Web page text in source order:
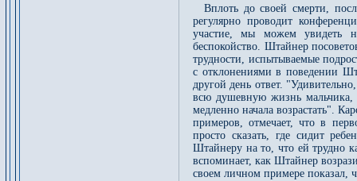
Вплоть до своей смерти,
регулярно проводит
участие, мы можем увидеть
беспокойство. Штайнер
трудности, испытываемые
с отклонениями в поведении
другой день ответ.
всю душевную жизнь мальчика,
медленно начала возрастать".
примеров, отмечает, что в
просто сказать, где сидит
Штайнеру на то, что ей трудно
вспоминает, как Штайнер
своем личном примере показал,